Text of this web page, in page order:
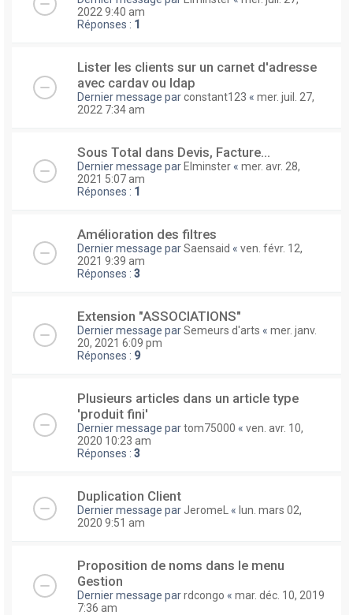
2022 9:40 am
Réponses : 1
Lister les clients sur un carnet d'adresse
avec cardav ou ldap
Dernier message parconstant123 « mer. juil. 27,
2022 7:34 am
Sous Total dans Devis, Facture...
Dernier message parElminster « mer. avr. 28,
2021 5:07 am
Réponses : 1
Amélioration des filtres
Dernier message parSaensaid « ven. févr. 12,
2021 9:39 am
Réponses : 3
Extension "ASSOCIATIONS"
Dernier message parSemeurs d'arts « mer. janv.
20, 2021 6:09 pm
Réponses : 9
Plusieurs articles dans un article type
'produit fini'
Dernier message partom75000 « ven. avr. 10,
2020 10:23 am
Réponses : 3
Duplication Client
Dernier message par JeromeL « lun. mars 02,
2020 9:51 am
Proposition de noms dans le menu
Gestion
Dernier message parrdcongo « mar. déc. 10, 2019
7:36 am